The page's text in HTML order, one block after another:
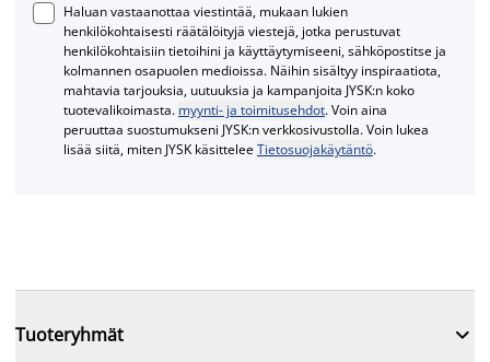
Haluan vastaanottaa viestintää, mukaan lukien
henkilökohtaisesti räätälöityjä viestejä, jotka perustuvat
henkilökohtaisiin tietoihini ja käyttäytymiseeni, sähköpostitse ja
kolmannen osapuolen medioissa. Näihin sisältyy inspiraatiota,
mahtavia tarjouksia, uutuuksia ja kampanjoita JYSK:n koko
tuotevalikoimasta. myynti- ja toimitusehdot. Voin aina
peruuttaa suostumukseni JYSK:n verkkosivustolla. Voin lukea
lisää siitä, miten JYSK käsitteleeTietosuojakäytäntö.
Tuoteryhmät 